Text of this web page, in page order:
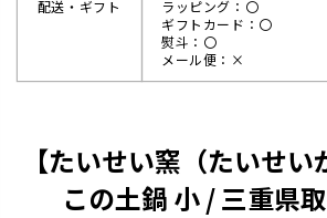
配送・ギフト
ラッピング：〇
ギフトカード：〇
熨斗：〇
メール便：×
【たいせい窯（たいせ
この土鍋 小 / 三重県